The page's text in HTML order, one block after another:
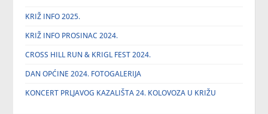
KRIŽ INFO 2025.
KRIŽ INFO PROSINAC 2024.
CROSS HILL RUN & KRIGL FEST 2024.
DAN OPĆINE 2024. FOTOGALERIJA
KONCERT PRLJAVOG KAZALIŠTA 24. KOLOVOZA U KRIŽU